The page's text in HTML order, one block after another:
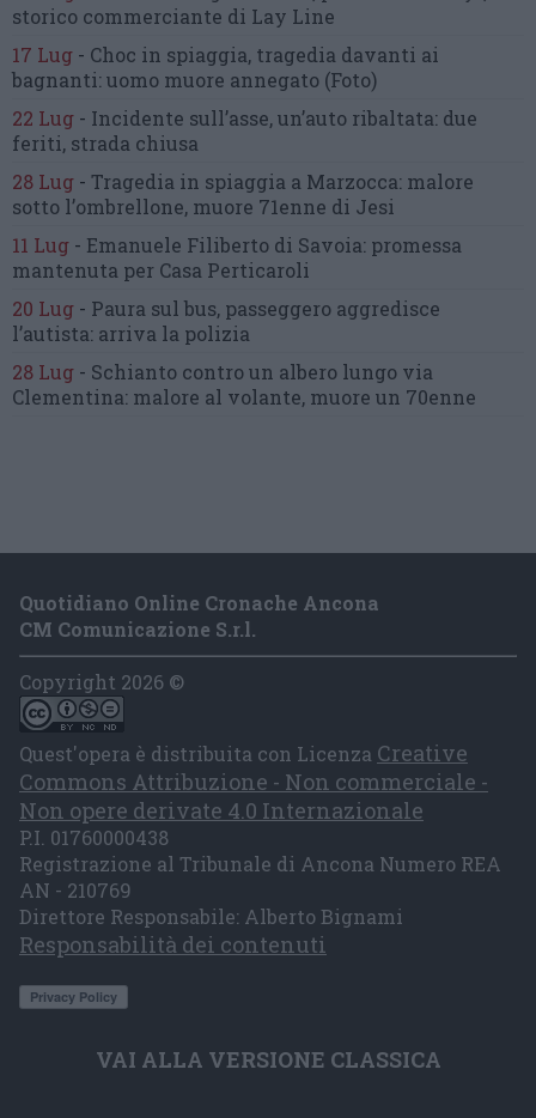
storico commerciante di Lay Line
17 Lug - Choc in spiaggia, tragedia davanti ai
bagnanti:uomo muore annegato (Foto)
22 Lug - Incidente sull’asse, un’auto ribaltata: due
feriti, strada chiusa
28 Lug - Tragedia in spiaggia a Marzocca: malore
sotto l’ombrellone, muore 71enne di Jesi
11 Lug - Emanuele Filiberto di Savoia: promessa
mantenuta per Casa Perticaroli
20 Lug - Paura sul bus, passeggero aggredisce
l’autista: arriva la polizia
28 Lug - Schianto contro un albero lungo via
Clementina: malore al volante, muore un 70enne
Quotidiano Online Cronache Ancona
CM Comunicazione S.r.l.
Copyright 2026 ©
Quest'opera è distribuita con Licenza Creative
Commons Attribuzione - Non commerciale -
Non opere derivate 4.0 Internazionale
P.I. 01760000438
Registrazione al Tribunale di Ancona Numero REA
AN - 210769
Direttore Responsabile: Alberto Bignami
Responsabilità dei contenuti
VAI ALLA VERSIONE CLASSICA